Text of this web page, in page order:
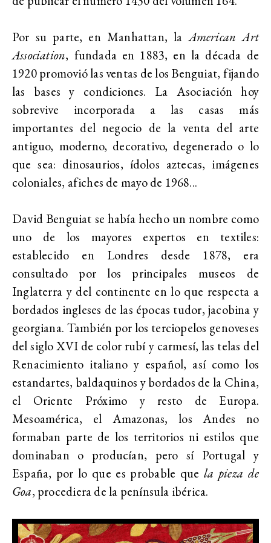
Por su parte, en Manhattan, laAmerican Art
Association, fundada en 1883, en la década de
1920 promovió las ventas de los Benguiat, fijando
las bases y condiciones. La Asociación hoy
sobrevive incorporada a las casas más
importantes del negocio de la venta del arte
antiguo, moderno, decorativo, degenerado o lo
que sea: dinosaurios, ídolos aztecas, imágenes
coloniales, afiches de mayo de 1968...
David Benguiat se había hecho un nombre como
uno de los mayores expertos en textiles:
establecido en Londres desde 1878, era
consultado por los principales museos de
Inglaterra y del continente en lo que respecta a
bordados ingleses de las épocas tudor, jacobina y
georgiana. También por los terciopelos genoveses
del siglo XVI de color rubí y carmesí, las telas del
Renacimiento italiano y español, así como los
estandartes, baldaquinos y bordados de la China,
el Oriente Próximo y resto de Europa.
Mesoamérica, el Amazonas, los Andes no
formaban parte de los territorios ni estilos que
dominaban o producían, pero sí Portugal y
España, por lo que es probable que la pieza de
Goa, procediera de la península ibérica.